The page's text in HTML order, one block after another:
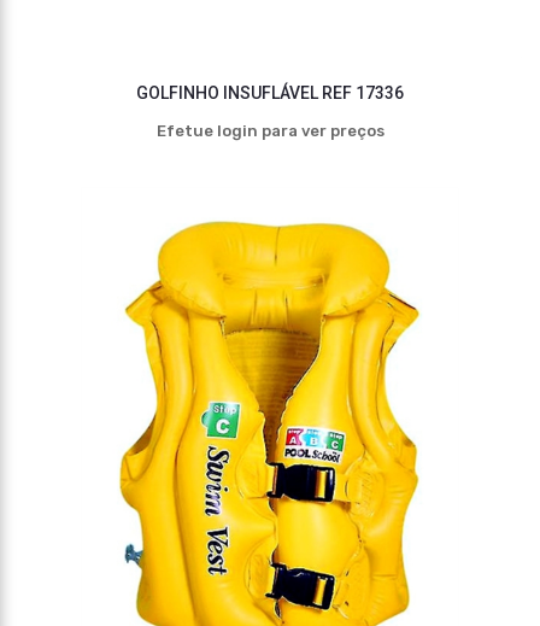
GOLFINHO INSUFLÁVEL REF 17336
Efetue login para ver preços